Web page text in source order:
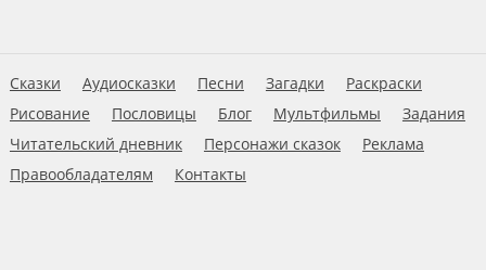
Сказки Аудиосказки Песни Загадки
Раскраски
Рисование
Пословицы Блог Мультфильмы
Задания
Читательский дневник
Персонажи сказок
Реклама
Правообладателям
Контакты